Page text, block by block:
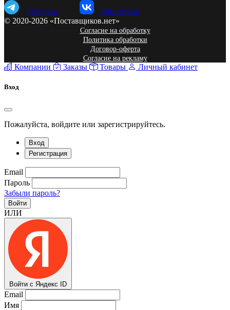
Telegram
ВКонтакте
© 2020-2026 «Поставщиков.нет»
Согласие на обработку
Политика обработки
Договор-оферта
Согласие на рекламу
Компании Заказы Товары Личный кабинет
Вход
Пожалуйста, войдите или зарегистрируйтесь.
Вход
Регистрация
Email
Пароль
Забыли пароль?
Войти
ИЛИ
Войти с Яндекс ID
Email
Имя